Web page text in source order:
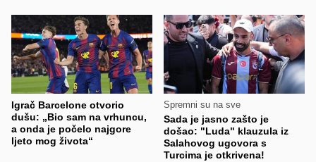
Igrač Barcelone otvorio
dušu: „Bio sam na vrhuncu,
a onda je počelo najgore
ljeto mog života“
Spremni su na sve
Sada je jasno zašto je
došao: "Luda" klauzula iz
Salahovog ugovora s
Turcima je otkrivena!